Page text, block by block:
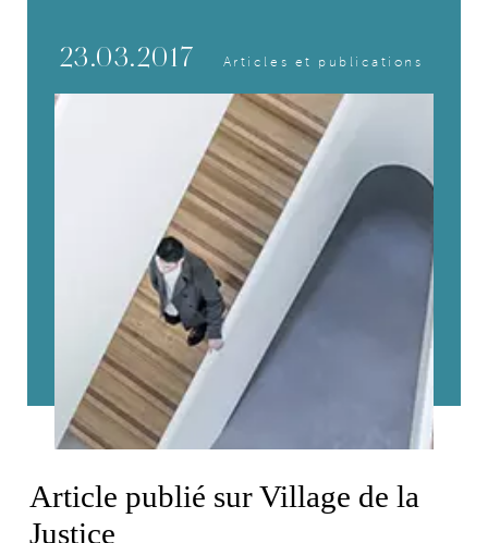
23.03.2017 Articles et publications
Article publié sur Village de la
Justice